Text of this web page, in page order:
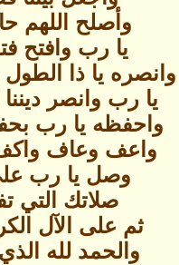
وأصلح اللهم
يا رب وافتح
وانصره يا ذا
يا رب وانصر
واحفظه يا رب
واعف وعاف واكف
وصل يا رب على
صلاتك التي
ثم على الآل
والحمد لله